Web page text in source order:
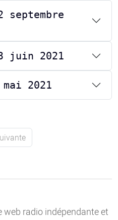
juin 2021
2021
web radio indépendante et